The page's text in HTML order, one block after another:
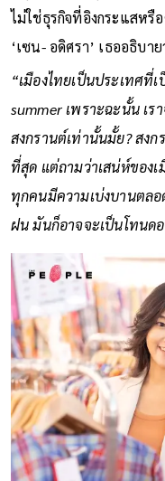
ไม่ใช่ธุรกิจที่อิงกระแสหรื
‘เซน- อดิศรา’ เธออธิบาย
“เมืองไทยเป็นประเทศที่
summer เพราะฉะนั้น เร
สงกรานต์เท่านั้นมั้ย? สง
ที่สุด แต่ถามว่าเสน่ห์ของ
ทุกคนมีความเบ่งบานตล
ฝน มันก็อาจจะเป็นโทนด